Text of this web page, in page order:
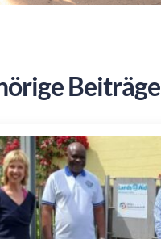
Beiträge